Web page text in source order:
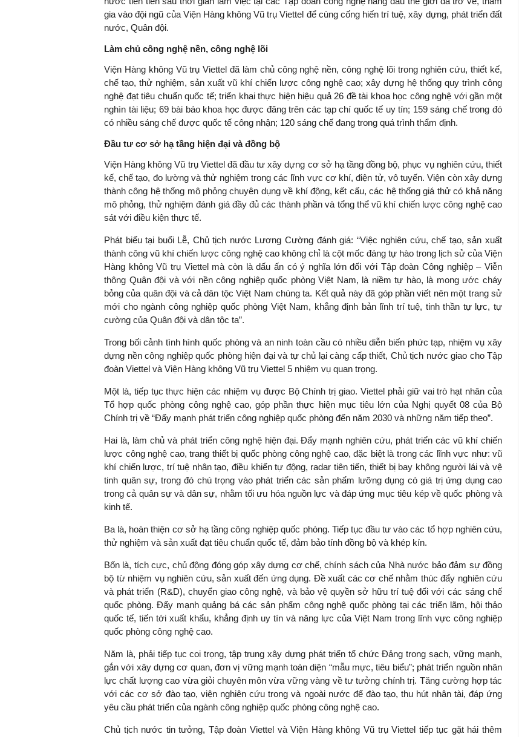
gia vào đội ngũ của Viện Hàng không Vũ trụ Viettel để cùng cống hiến trí tuệ, xây dựng, phát triển đất
nước, Quân đội.
Làm chủ công nghệ nền, công nghệ lõi
Viện Hàng không Vũ trụ Viettel đã làm chủ công nghệ nền, công nghệ lõi trong nghiên cứu, thiết kế,
chế tạo, thử nghiệm, sản xuất vũ khí chiến lược công nghệ cao; xây dựng hệ thống quy trình công
nghệ đạt tiêu chuẩn quốc tế; triển khai thực hiện hiệu quả 26 đề tài khoa học công nghệ với gần một
nghìn tài liệu; 69 bài báo khoa học được đăng trên các tạp chí quốc tế uy tín; 159 sáng chế trong đó
có nhiều sáng chế được quốc tế công nhận; 120 sáng chế đang trong quá trình thẩm định.
Đầu tư cơ sở hạ tầng hiện đại và đồng bộ
Viện Hàng không Vũ trụ Viettel đã đầu tư xây dựng cơ sở hạ tầng đồng bộ, phục vụ nghiên cứu, thiết
kế, chế tạo, đo lường và thử nghiệm trong các lĩnh vực cơ khí, điện tử, vô tuyến. Viện còn xây dựng
thành công hệ thống mô phỏng chuyên dụng về khí động, kết cấu, các hệ thống giá thử có khả năng
mô phỏng, thử nghiệm đánh giá đầy đủ các thành phần và tổng thể vũ khí chiến lược công nghệ cao
sát với điều kiện thực tế.
Phát biểu tại buổi Lễ, Chủ tịch nước Lương Cường đánh giá: “Việc nghiên cứu, chế tạo, sản xuất
thành công vũ khí chiến lược công nghệ cao không chỉ là cột mốc đáng tự hào trong lịch sử của Viện
Hàng không Vũ trụ Viettel mà còn là dấu ấn có ý nghĩa lớn đối với Tập đoàn Công nghiệp – Viễn
thông Quân đội và với nền công nghiệp quốc phòng Việt Nam, là niềm tự hào, là mong ước cháy
bỏng của quân đội và cả dân tộc Việt Nam chúng ta. Kết quả này đã góp phần viết nên một trang sử
mới cho ngành công nghiệp quốc phòng Việt Nam, khẳng định bản lĩnh trí tuệ, tinh thần tự lực, tự
cường của Quân đội và dân tộc ta”.
Trong bối cảnh tình hình quốc phòng và an ninh toàn cầu có nhiều diễn biến phức tạp, nhiệm vụ xây
dựng nền công nghiệp quốc phòng hiện đại và tự chủ lại càng cấp thiết, Chủ tịch nước giao cho Tập
đoàn Viettel và Viện Hàng không Vũ trụ Viettel 5 nhiệm vụ quan trọng.
Một là, tiếp tục thực hiện các nhiệm vụ được Bộ Chính trị giao. Viettel phải giữ vai trò hạt nhân của
Tổ hợp quốc phòng công nghệ cao, góp phần thực hiện mục tiêu lớn của Nghị quyết 08 của Bộ
Chính trị về “Đẩy mạnh phát triển công nghiệp quốc phòng đến năm 2030 và những năm tiếp theo”.
Hai là, làm chủ và phát triển công nghệ hiện đại. Đẩy mạnh nghiên cứu, phát triển các vũ khí chiến
lược công nghệ cao, trang thiết bị quốc phòng công nghệ cao, đặc biệt là trong các lĩnh vực như: vũ
khí chiến lược, trí tuệ nhân tạo, điều khiển tự động, radar tiên tiến, thiết bị bay không người lái và vệ
tinh quân sự, trong đó chú trọng vào phát triển các sản phẩm lưỡng dụng có giá trị ứng dụng cao
trong cả quân sự và dân sự, nhằm tối ưu hóa nguồn lực và đáp ứng mục tiêu kép về quốc phòng và
kinh tế.
Ba là, hoàn thiện cơ sở hạ tầng công nghiệp quốc phòng. Tiếp tục đầu tư vào các tổ hợp nghiên cứu,
thử nghiệm và sản xuất đạt tiêu chuẩn quốc tế, đảm bảo tính đồng bộ và khép kín.
Bốn là, tích cực, chủ động đóng góp xây dựng cơ chế, chính sách của Nhà nước bảo đảm sự đồng
bộ từ nhiệm vụ nghiên cứu, sản xuất đến ứng dụng. Đề xuất các cơ chế nhằm thúc đẩy nghiên cứu
và phát triển (R&D), chuyển giao công nghệ, và bảo vệ quyền sở hữu trí tuệ đối với các sáng chế
quốc phòng. Đẩy mạnh quảng bá các sản phẩm công nghệ quốc phòng tại các triển lãm, hội thảo
quốc tế, tiến tới xuất khẩu, khẳng định uy tín và năng lực của Việt Nam trong lĩnh vực công nghiệp
quốc phòng công nghệ cao.
Năm là, phải tiếp tục coi trọng, tập trung xây dựng phát triển tổ chức Đảng trong sạch, vững mạnh,
gắn với xây dựng cơ quan, đơn vị vững mạnh toàn diện “mẫu mực, tiêu biểu”; phát triển nguồn nhân
lực chất lượng cao vừa giỏi chuyên môn vừa vững vàng về tư tưởng chính trị. Tăng cường hợp tác
với các cơ sở đào tạo, viện nghiên cứu trong và ngoài nước để đào tạo, thu hút nhân tài, đáp ứng
yêu cầu phát triển của ngành công nghiệp quốc phòng công nghệ cao.
Chủ tịch nước tin tưởng, Tập đoàn Viettel và Viện Hàng không Vũ trụ Viettel tiếp tục gặt hái thêm
TS. Nguyễn Đức Độ - Phó Viện trưởng
Viện Kinh tế Tài chính
"Có rất nhiều việc phải làm
ngay từ bây giờ và trên thực tế
đang được tiến hành như tăng
đầu tư cho khoa học công
nghệ; ban hành các cơ chế
khuyến khích đổi mới sáng tạo,
khởi nghiệp..."
Việc sử dụng hiệu quả chính
sách tài khóa không chỉ mang ý
nghĩa hỗ trợ ngắn hạn mà còn
đóng vai trò tạo nền tảng cho
tăng trưởng bền vững dài hạn.